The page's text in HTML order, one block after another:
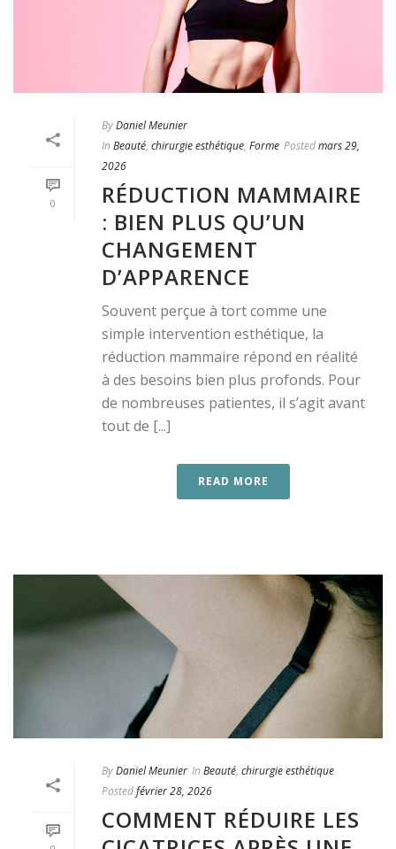
0
ByDaniel Meunier
In Beauté, chirurgie esthétique, Forme Postedmars 29,
2026
RÉDUCTION MAMMAIRE
: BIEN PLUS QU’UN
CHANGEMENT
D’APPARENCE
Souvent perçue à tort comme une
simple intervention esthétique, la
réduction mammaire répond en réalité
à des besoins bien plus profonds. Pour
de nombreuses patientes, il s’agit avant
tout de [...]
READ MORE
ByDaniel Meunier In Beauté, chirurgie esthétique
Postedfévrier 28, 2026
COMMENT RÉDUIRE LES